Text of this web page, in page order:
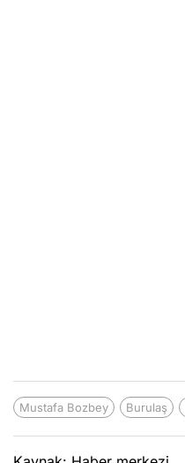
Mustafa Bozbey Burulaş